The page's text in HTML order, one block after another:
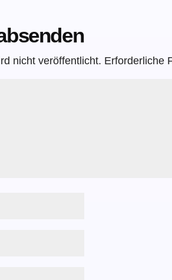
nicht veröffentlicht. Erforderliche